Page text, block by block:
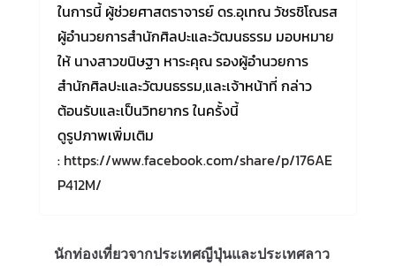
ในการนี้ ผู้ช่วยศาสตราจารย์ ดร.อุเทณ วัชรชิโณรส
ผู้อำนวยการสำนักศิลปะและวัฒนธรรม มอบหมาย
ให้ นางสาวขนิษฐา หาระคุณ รองผู้อำนวยการ
สำนักศิลปะและวัฒนธรรม,และเจ้าหน้าที่ กล่าว
ต้อนรับและเป็นวิทยากร ในครั้งนี้
ดูรูปภาพเพิ่มเติม
: https://www.facebook.com/share/p/176AE
P412M/
นักท่องเที่ยวจากประเทศญีปุ่นและประเทศลาว